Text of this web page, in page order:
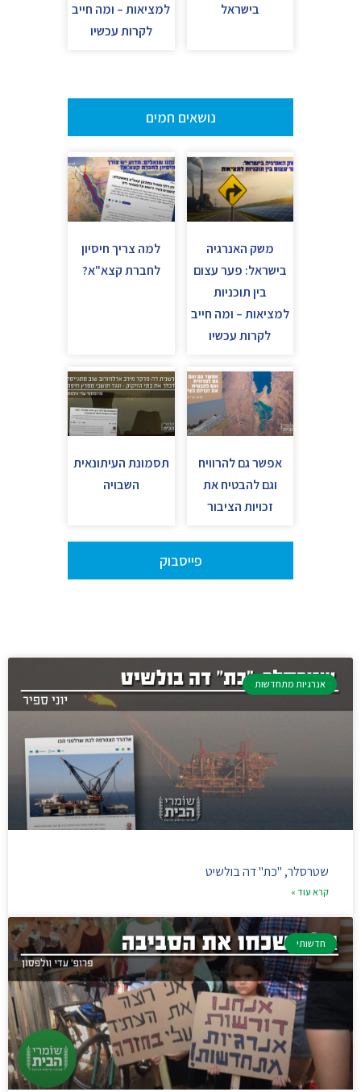
בישראל
למציאות – ומה חייב
לקרות עכשיו
נושאים חמים
משק האנרגיה
בישראל: פער עצום
בין תוכניות
למציאות – ומה חייב
לקרות עכשיו
למה צריך חיסיון
לחברת קצא"א?
אפשר גם להרוויח
וגם להבטיח את
זכויות הציבור
תסמונת העיתונאית
השבויה
פייסבוק
אנרגיות מתחדשות
שטרסלר, "כת" דה בולשיט
קרא עוד »
חדשותי